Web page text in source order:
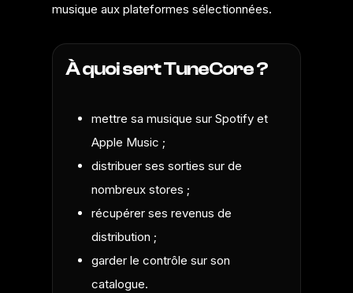
musique aux plateformes sélectionnées.
À quoi sert TuneCore ?
mettre sa musique sur Spotify et
Apple Music ;
distribuer ses sorties sur de
nombreux stores ;
récupérer ses revenus de
distribution ;
garder le contrôle sur son
catalogue.